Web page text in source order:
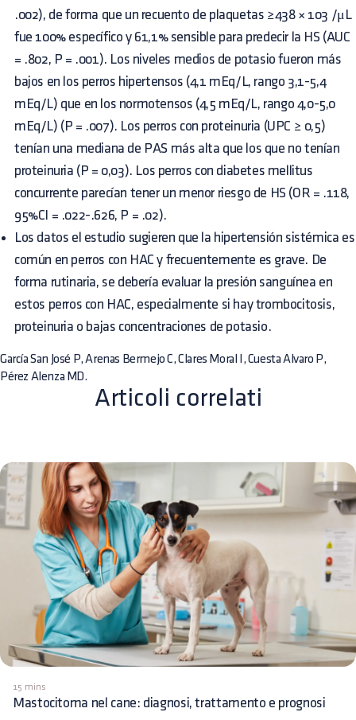
.002), de forma que un recuento de plaquetas ≥438 × 103 /μL
fue 100% específico y 61,1% sensible para predecir la HS (AUC
= .802, P = .001). Los niveles medios de potasio fueron más
bajos en los perros hipertensos (4,1 mEq/L, rango 3,1-5,4
mEq/L) que en los normotensos (4,5 mEq/L, rango 4,0-5,0
mEq/L) (P = .007). Los perros con proteinuria (UPC ≥ 0,5)
tenían una mediana de PAS más alta que los que no tenían
proteinuria (P = 0,03). Los perros con diabetes mellitus
concurrente parecían tener un menor riesgo de HS (OR = .118,
95%CI = .022-.626, P = .02).
Los datos el estudio sugieren que la hipertensión sistémica es
común en perros con HAC y frecuentemente es grave. De
forma rutinaria, se debería evaluar la presión sanguínea en
estos perros con HAC, especialmente si hay trombocitosis,
proteinuria o bajas concentraciones de potasio.
García San José P, Arenas Bermejo C, Clares Moral I, Cuesta Alvaro P,
Pérez Alenza MD.
Articoli correlati
15 mins
Mastocitoma nel cane: diagnosi, trattamento e prognosi